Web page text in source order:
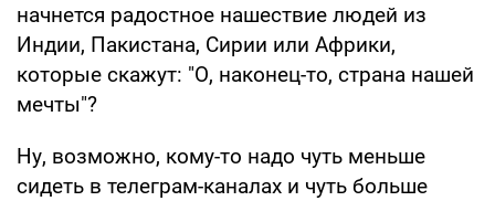
начнется радостное нашествие людей из
Индии, Пакистана, Сирии или Африки,
которые скажут: "О, наконец-то, страна нашей
мечты"?
Ну, возможно, кому-то надо чуть меньше
сидеть в телеграм-каналах и чуть больше